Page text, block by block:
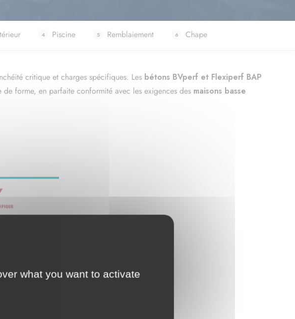
Piscine Remblaiement Chape
critique et charges spécifiques. Les bétons BVperf et Flexiperf BAP
forme, en parfaite conformité avec les exigences des maisons basse
ouvrages
what you want to activate